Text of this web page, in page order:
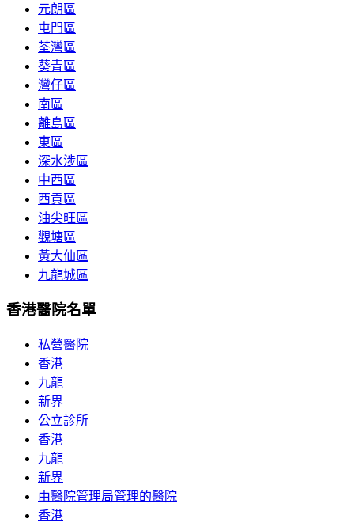
元朗區
屯門區
荃灣區
葵青區
灣仔區
南區
離島區
東區
深水涉區
中西區
西貢區
油尖旺區
觀塘區
黃大仙區
九龍城區
香港醫院名單
私營醫院
香港
九龍
新界
公立診所
香港
九龍
新界
由醫院管理局管理的醫院
香港